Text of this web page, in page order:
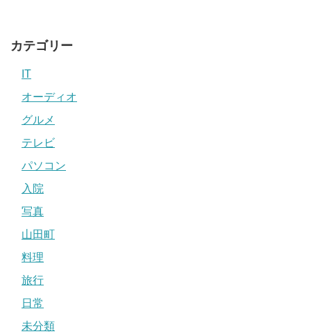
カテゴリー
IT
オーディオ
グルメ
テレビ
パソコン
入院
写真
山田町
料理
旅行
日常
未分類